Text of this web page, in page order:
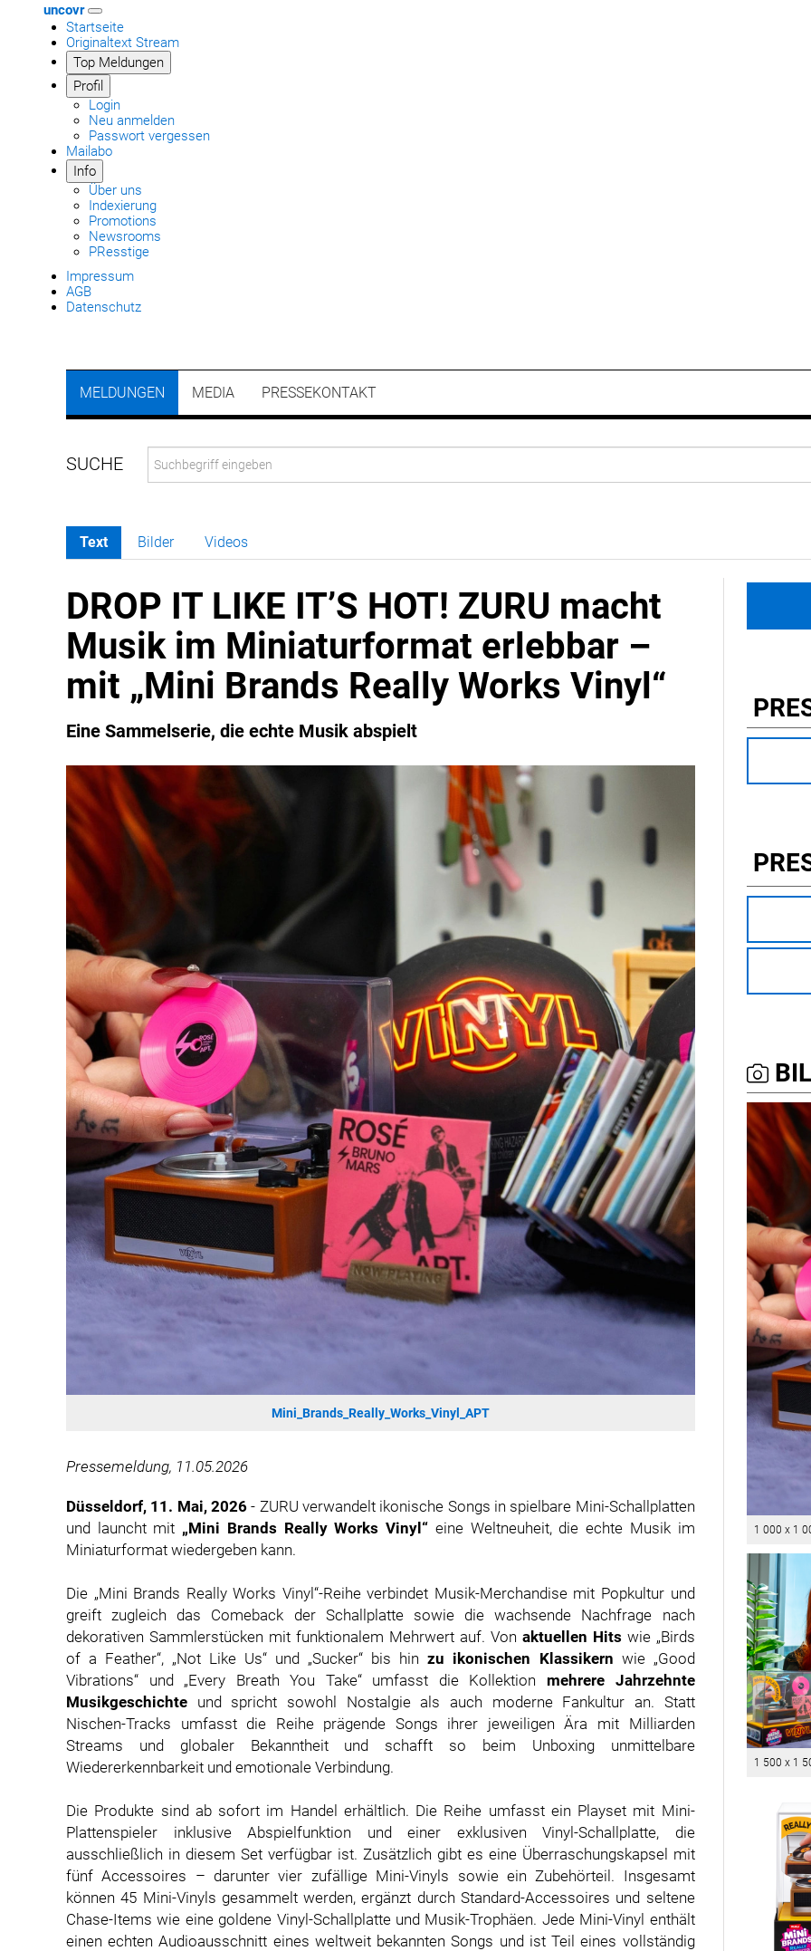
uncovr
Startseite
Originaltext Stream
Top Meldungen
Profil
Login
Neu anmelden
Passwort vergessen
Mailabo
Info
Über uns
Indexierung
Promotions
Newsrooms
PResstige
Impressum
AGB
Datenschutz
MELDUNGEN MEDIA PRESSEKONTAKT
Text Bilder Videos
DROP IT LIKE IT’S HOT! ZURU macht
Musik im Miniaturformat erlebbar –
mit „Mini Brands Really Works Vinyl“
Eine Sammelserie, die echte Musik abspielt
Mini_Brands_Really_Works_Vinyl_APT
Pressemeldung, 11.05.2026
Düsseldorf, 11. Mai, 2026 - ZURU verwandelt ikonische Songs in spielbare Mini-Schallplatten
und launcht mit „Mini Brands Really Works Vinyl“ eine Weltneuheit, die echte Musik im
Miniaturformat wiedergeben kann.
Die „Mini Brands Really Works Vinyl“-Reihe verbindet Musik-Merchandise mit Popkultur und
greift zugleich das Comeback der Schallplatte sowie die wachsende Nachfrage nach
dekorativen Sammlerstücken mit funktionalem Mehrwert auf. Von aktuellen Hits wie „Birds
of a Feather“, „Not Like Us“ und „Sucker“ bis hinzu ikonischen Klassikern wie „Good
Vibrations“ und „Every Breath You Take“ umfasst die Kollektion mehrere Jahrzehnte
Musikgeschichte und spricht sowohl Nostalgie als auch moderne Fankultur an. Statt
Nischen-Tracks umfasst die Reihe prägende Songs ihrer jeweiligen Ära mit Milliarden
Streams und globaler Bekanntheit und schafft so beim Unboxing unmittelbare
Wiedererkennbarkeit und emotionale Verbindung.
Die Produkte sind ab sofort im Handel erhältlich. Die Reihe umfasst ein Playset mit Mini-
Plattenspieler inklusive Abspielfunktion und einer exklusiven Vinyl-Schallplatte, die
ausschließlich in diesem Set verfügbar ist. Zusätzlich gibt es eine Überraschungskapsel mit
fünf Accessoires – darunter vier zufällige Mini-Vinyls sowie ein Zubehörteil. Insgesamt
können 45 Mini-Vinyls gesammelt werden, ergänzt durch Standard-Accessoires und seltene
Chase-Items wie eine goldene Vinyl-Schallplatte und Musik-Trophäen. Jede Mini-Vinyl enthält
einen echten Audioausschnitt eines weltweit bekannten Songs und ist Teil eines vollständig
1 000 x 1
1 500 x 1